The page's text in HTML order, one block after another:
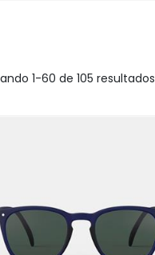
1-60 de 105 resultados